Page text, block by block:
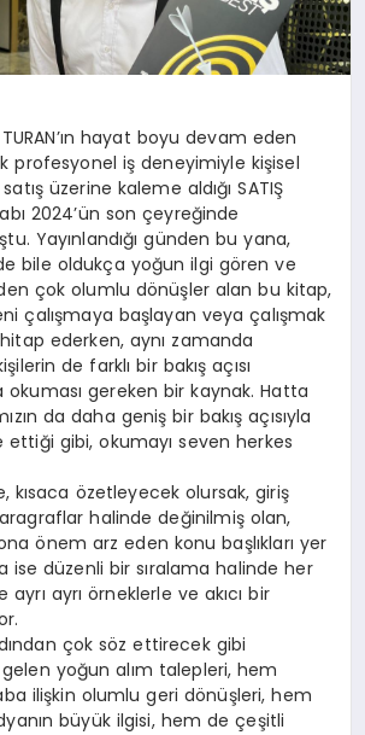
hayat boyu devam eden
profesyonel iş deneyimiyle kişisel
üzerine kaleme aldığı SATIŞ
2024’ün son çeyreğinde
Yayınlandığı günden bu yana,
bile oldukça yoğun ilgi gören ve
çok olumlu dönüşler alan bu kitap,
çalışmaya başlayan veya çalışmak
ederken, aynı zamanda
de farklı bir bakış açısı
okuması gereken bir kaynak. Hatta
da daha geniş bir bakış açısıyla
gibi, okumayı seven herkes
kısaca özetleyecek olursak, giriş
halinde değinilmiş olan,
önem arz eden konu başlıkları yer
ise düzenli bir sıralama halinde her
ayrı örneklerle ve akıcı bir
çok söz ettirecek gibi
yoğun alım talepleri, hem
ilişkin olumlu geri dönüşleri, hem
büyük ilgisi, hem de çeşitli